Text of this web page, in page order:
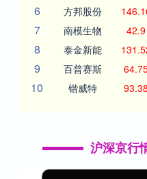
6 方邦股份
7 南模生物 42.9
8 泰金新能
9 百普赛斯
10 锴威特 93.38
沪深京行